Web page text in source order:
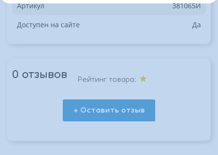
Артикул 381065И
Доступен на сайте Да
0 отзывов Рейтинг товара:
+ Оставить отзыв